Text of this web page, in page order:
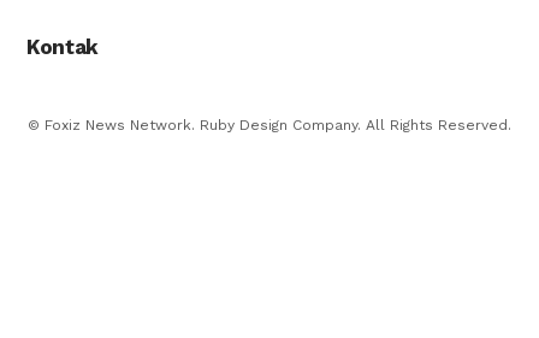
Kontak
© Foxiz News Network. Ruby Design Company. All Rights Reserved.